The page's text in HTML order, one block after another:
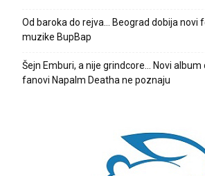
Od baroka do rejva… Beograd dobija novi
muzike BupBap
Šejn Emburi, a nije grindcore… Novi album
fanovi Napalm Deatha ne poznaju